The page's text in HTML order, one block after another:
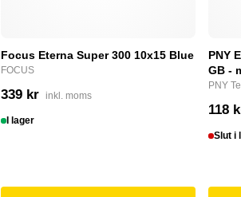
Focus Eterna Super 300 10x15 Blue
FOCUS
339 kr inkl. moms
I lager
PNY
GB -
PNY
118
Slut i